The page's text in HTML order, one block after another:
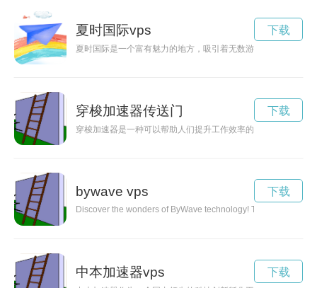
夏时国际vps
夏时国际是一个富有魅力的地方，吸引着无数游客前来探访。
下载
穿梭加速器传送门
穿梭加速器是一种可以帮助人们提升工作效率的工具，通过其
下载
bywave vps
Discover the wonders of ByWave technology! This
下载
中本加速器vps 下载